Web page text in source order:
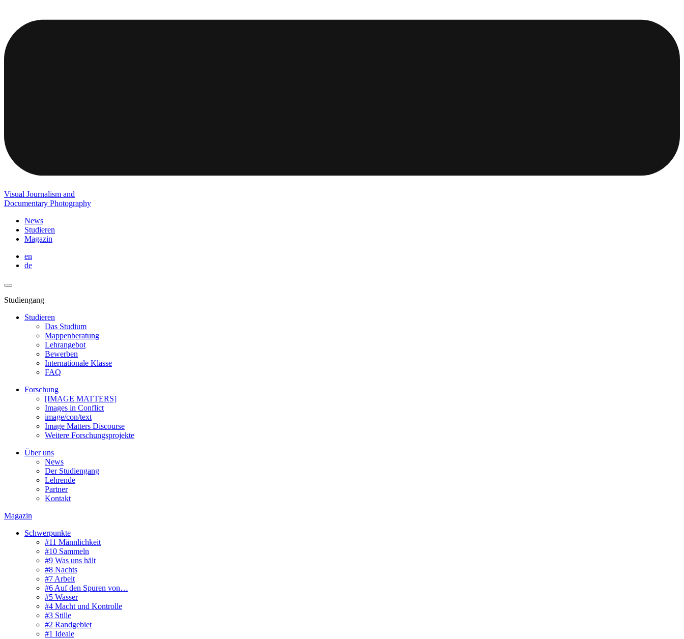
Visual Journalism and
Documentary Photography
News
Studieren
Magazin
en
de
Studiengang
Studieren
Das Studium
Mappenberatung
Lehrangebot
Bewerben
Internationale Klasse
FAQ
Forschung
[IMAGE MATTERS]
Images in Conflict
image/con/text
Image Matters Discourse
Weitere Forschungsprojekte
Über uns
News
Der Studiengang
Lehrende
Partner
Kontakt
Magazin
Schwerpunkte
#11 Männlichkeit
#10 Sammeln
#9 Was uns hält
#8 Nachts
#7 Arbeit
#6 Auf den Spuren von…
#5 Wasser
#4 Macht und Kontrolle
#3 Stille
#2 Randgebiet
#1 Ideale